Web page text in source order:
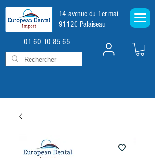
14 avenue du 1er mai
91120 Palaiseau
01 60 10 85 65